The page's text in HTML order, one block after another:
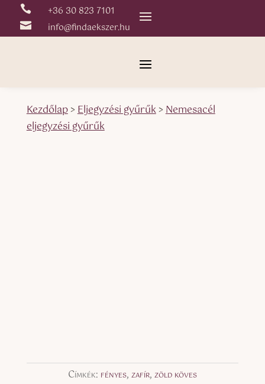
 +36 30 823 7101
 info@findaekszer.hu
Kezdőlap>Eljegyzési gyűrűk>Nemesacél
eljegyzési gyűrűk
Címkék: fényes,zafír,zöld köves